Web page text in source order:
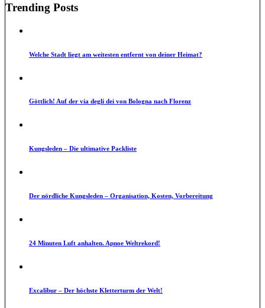
Trending Posts
Welche Stadt liegt am weitesten entfernt von deiner Heimat?
Göttlich! Auf der via degli dei von Bologna nach Florenz
Kungsleden – Die ultimative Packliste
Der nördliche Kungsleden – Organisation, Kosten, Vorbereitung
24 Minuten Luft anhalten. Apnoe Weltrekord!
Excalibur – Der höchste Kletterturm der Welt!